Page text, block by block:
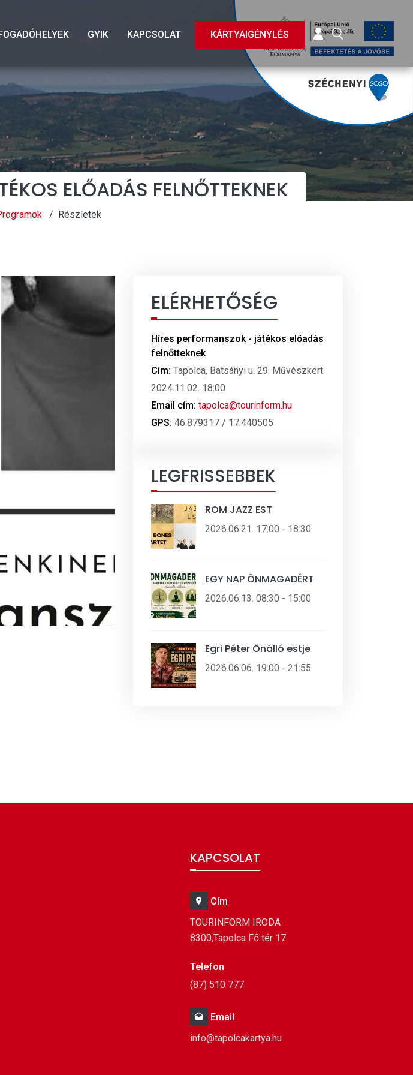
GYIK KAPCSOLAT KÁRTYAIGÉNYLÉS BELÉPÉS
KERESÉS
ELŐADÁS FELNŐTTEKNEK
Részletek
ELÉRHETŐSÉG
Híres performanszok - játékos előadás
felnőtteknek
Cím: Tapolca, Batsányi u. 29. Művészkert
2024.11.02. 18:00
Email cím: tapolca@tourinform.hu
GPS: 46.879317 / 17.440505
LEGFRISSEBBEK
ROM JAZZ EST
2026.06.21. 17:00 - 18:30
EGY NAP ÖNMAGADÉRT
2026.06.13. 08:30 - 15:00
Egri Péter Önálló estje
2026.06.06. 19:00 - 21:55
KAPCSOLAT
Cím
TOURINFORM IRODA
8300,Tapolca Fő tér 17.
Telefon
(87) 510 777
Email
info@tapolcakartya.hu